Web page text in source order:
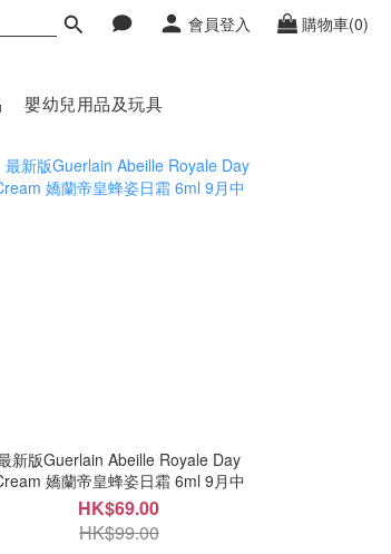
會員登入 購物車(0)
嬰幼兒用品及玩具
新版Guerlain Abeille Royale Day
Cream 嬌蘭帝皇蜂姿日霜 6ml 9月中
HK$69.00
HK$99.00